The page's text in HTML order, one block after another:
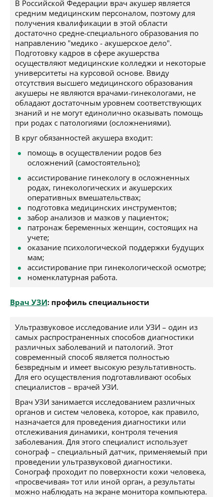
В Российской Федерации врач акушер является
средним медицинским персоналом, поэтому для
получения квалификации в этой области
достаточно средне-специального образования по
направлению "медико - акушерское дело".
Подготовку кадров в сфере акушерства
осуществляют медицинские колледжи и некоторые
университеты на курсовой основе. Ввиду
отсутствия высшего медицинского образования
акушеры не являются врачами-гинекологами, не
обладают достаточным уровнем соответствующих
знаний и не могут единолично оказывать помощь
при родах с патологиями (осложнениями).
В круг обязанностей акушера входит:
помощь в осуществлении родов без
осложнений (самостоятельно);
ассистирование гинекологу в осложненных
родах, гинекологических и акушерских
оперативных вмешательствах;
подготовка медицинских инструментов;
забор анализов и мазков у пациенток;
патронаж беременных женщин, состоящих на
учете;
оказание психологической поддержки будущих
мам;
ассистирование при гинекологической осмотре;
номенклатурная работа.
Врач УЗИ: профиль специальности
Ультразвуковое исследование или УЗИ – один из
самых распространенных способов диагностики
различных заболеваний и патологий. Этот
современный способ является полностью
безвредным и имеет высокую результативность.
Для его осуществления подготавливают особых
специалистов – врачей УЗИ.
Врач УЗИ занимается исследованием различных
органов и систем человека, которое, как правило,
назначается для проведения диагностики или
отслеживания динамики, контроля течения
заболевания. Для этого специалист использует
сонограф – специальный датчик, применяемый при
проведении ультразвуковой диагностики.
Сонограф проходит по поверхности кожи человека,
«просвечивая» тот или иной орган, а результаты
можно наблюдать на экране монитора компьютера.